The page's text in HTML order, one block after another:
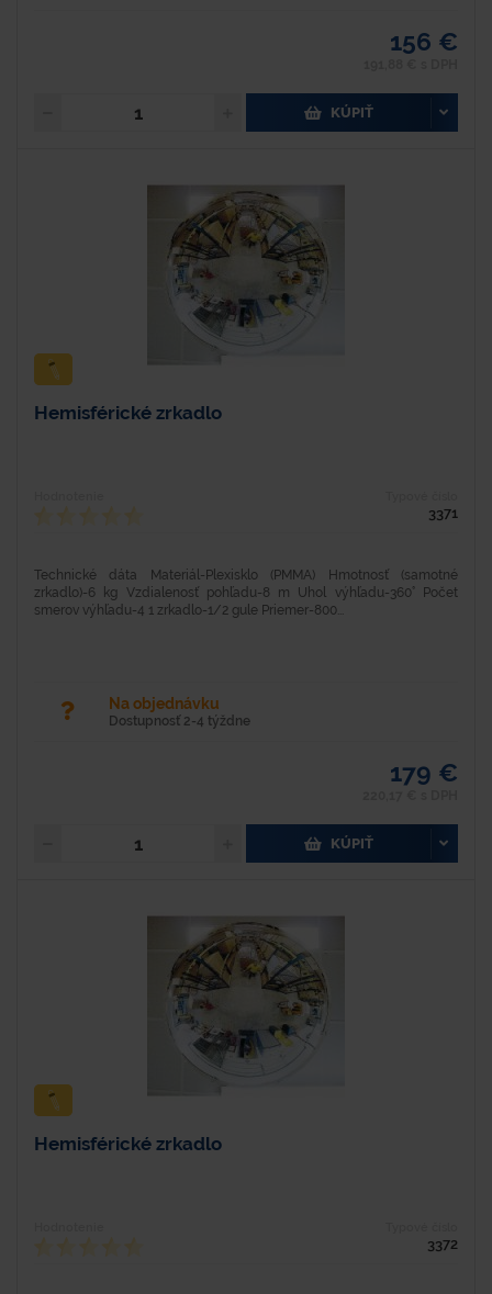
156 €
KÚPIŤ
Hemisférické zrkadlo
3371
Technické dáta Materiál-Plexisklo (PMMA) Hmotnosť (samotné
zrkadlo)-6 kg Vzdialenosť pohľadu-8 m Uhol výhľadu-360° Počet
smerov výhľadu-4 1 zrkadlo-1/2 gule Priemer-800...
Na objednávku
Dostupnosť 2-4 týždne
179 €
KÚPIŤ
Hemisférické zrkadlo
3372